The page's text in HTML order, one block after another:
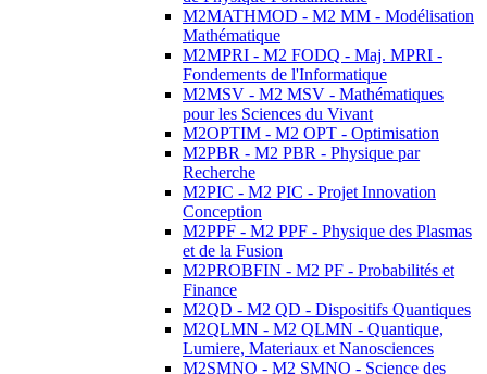
M2MATHMOD - M2 MM - Modélisation
Mathématique
M2MPRI - M2 FODQ - Maj. MPRI -
Fondements de l'Informatique
M2MSV - M2 MSV - Mathématiques
pour les Sciences du Vivant
M2OPTIM - M2 OPT - Optimisation
M2PBR - M2 PBR - Physique par
Recherche
M2PIC - M2 PIC - Projet Innovation
Conception
M2PPF - M2 PPF - Physique des Plasmas
et de la Fusion
M2PROBFIN - M2 PF - Probabilités et
Finance
M2QD - M2 QD - Dispositifs Quantiques
M2QLMN - M2 QLMN - Quantique,
Lumiere, Materiaux et Nanosciences
M2SMNO - M2 SMNO - Science des